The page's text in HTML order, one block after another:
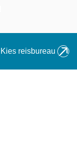
Kies reisbureau